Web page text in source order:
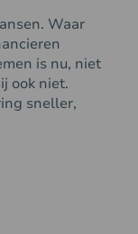
Waar
is nu, niet
ook niet.
sneller,